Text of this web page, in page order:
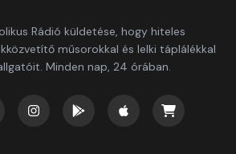
Rádió küldetése, hogy hiteles
műsorokkal és lelki táplálékkal
Minden nap, 24 órában.